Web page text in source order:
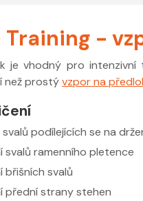
Training -
je vhodný pro intenzivní
než prostývzpor na
podílejících se na
svalů ramenního pletence
břišních svalů
přední strany stehen